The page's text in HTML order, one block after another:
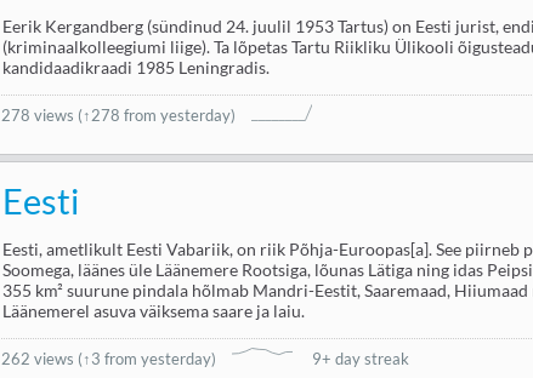
Eerik Kergandberg (sündinud 24. juulil 1953 Tartus) on Eesti jurist,
(kriminaalkolleegiumi liige). Ta lõpetas Tartu Riikliku Ülikooli
kandidaadikraadi 1985 Leningradis.
278 views (↑278 from yesterday)
Eesti
Eesti, ametlikult Eesti Vabariik, on riik Põhja-Euroopas[a]. See piirneb
Soomega, läänes üle Läänemere Rootsiga, lõunas Lätiga ning idas
355 km² suurune pindala hõlmab Mandri-Eestit, Saaremaad,
Läänemerel asuva väiksema saare ja laiu.
262 views (↑3 from yesterday) 9+ day streak